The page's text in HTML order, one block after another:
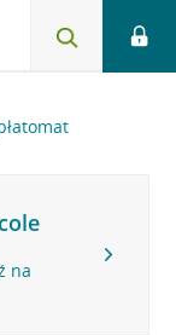
na